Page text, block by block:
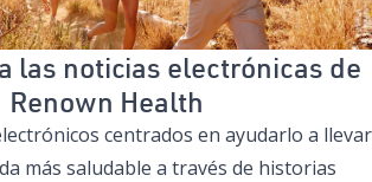
las noticias electrónicas de
Renown Health
centrados en ayudarlo a llevar
más saludable a través de historias